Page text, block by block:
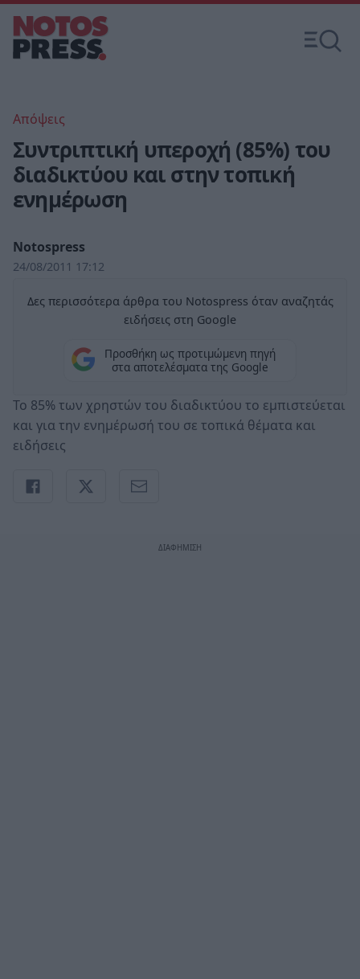
Απόψεις
Συντριπτική υπεροχή (85%) του
διαδικτύου και στην τοπική
ενημέρωση
Notospress
24/08/2011 17:12
Δες περισσότερα άρθρα του Notospress όταν αναζητάς
ειδήσεις στη Google
Προσθήκη ως προτιμώμενη πηγή
στα αποτελέσματα της Google
Το 85% των χρηστών του διαδικτύου το εμπιστεύεται
και για την ενημέρωσή του σε τοπικά θέματα και
ειδήσεις